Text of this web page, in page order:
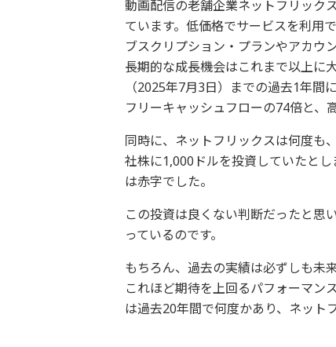
動画配信の老舗企業ネットフリック
ています。低価格でサービスを利用
ブスクリプション・プランやアカウ
長期的な成長機会はこれまで以上に
（2025年7月3日）までの過去1年
フリーキャッシュフローの74倍と、
同時に、ネットフリックスは何度も
社株に1,000ドルを投資していたと
は赤字でした。
この投資は良くない判断だったと思
っているのです。
もちろん、過去の実績は必ずしも未
これほど期待を上回るパフォーマン
は過去20年間で何度かあり、ネット